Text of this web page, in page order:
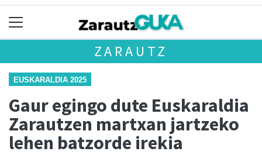
ZARAUTZ
EUSKARALDIA 2025
Gaur egingo dute Euskaraldia
Zarautzen martxan jartzeko
lehen batzorde irekia